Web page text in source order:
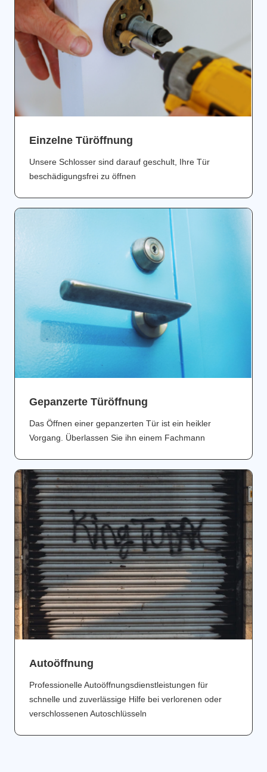
Einzelne Türöffnung
Unsere Schlosser sind darauf geschult, Ihre Tür
beschädigungsfrei zu öffnen
Gepanzerte Türöffnung
Das Öffnen einer gepanzerten Tür ist ein heikler
Vorgang. Überlassen Sie ihn einem Fachmann
Аutoöffnung
Professionelle Autoöffnungsdienstleistungen für
schnelle und zuverlässige Hilfe bei verlorenen oder
verschlossenen Autoschlüsseln